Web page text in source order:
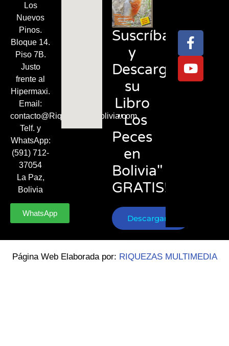
Los
Nuevos
Pinos.
Bloque 14.
Piso 7B.
Justo
frente al
Hipermaxi.
Email:
contacto@RiquezasDeBolivia.com
Telf. y
WhatsApp:
(591) 712-
37054
La Paz,
Bolivia
WhatsApp
Suscríbase
y
Descargue
su
Libro
"Los
Peces
en
Bolivia"
GRATIS!
Descargar
Página Web Elaborada por: RIQUEZAS MULTIMEDIA